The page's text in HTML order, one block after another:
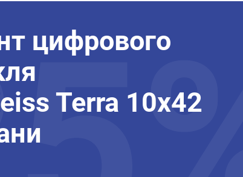
цифрового
Terra 10x42